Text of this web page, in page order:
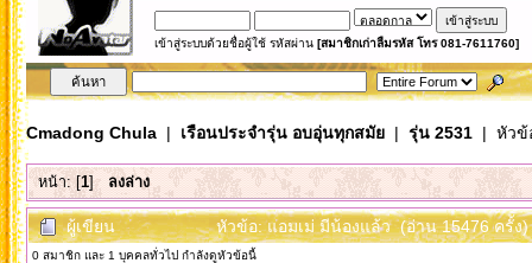
เข้าสู่ระบบด้วยชื่อผู้ใช้ รหัสผ่าน [สมาชิกเก่าลืมรหัส โทร 081-7611760]
Cmadong Chula| เรือนประจำรุ่น อบอุ่นทุกสมัย| รุ่น 2531| หัวข้
หน้า: [1] ลงล่าง
ผู้เขียน หัวข้อ: แอมเม่ มีน้องแล้ว (อ่าน 15476 ครั้ง)
0 สมาชิก และ 1 บุคคลทั่วไป กำลังดูหัวข้อนี้